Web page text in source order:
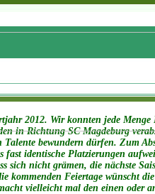
2012. Wir konnten jede
in Richtung SC Magdeburg
bewundern dürfen. Zum
identische Platzierungen
sich nicht grämen, die nächste
kommenden Feiertage wünscht
vielleicht mal den einen oder